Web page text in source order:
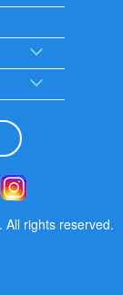
All rights reserved.